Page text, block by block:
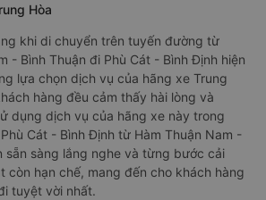
Hòa
khi di chuyển trên tuyến đường từ
- Bình Thuận đi Phù Cát - Bình Định hiện
lựa chọn dịch vụ của hãng xe Trung
hàng đều cảm thấy hài lòng và
dụng dịch vụ của hãng xe này trong
Cát - Bình Định từ Hàm Thuận Nam -
sẵn sàng lắng nghe và từng bước cải
còn hạn chế, mang đến cho khách hàng
tuyệt vời nhất.